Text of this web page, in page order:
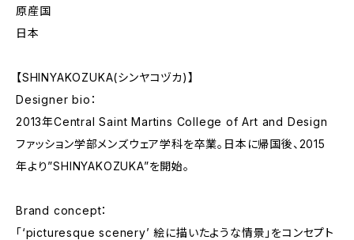
原産国
日本
【SHINYAKOZUKA(シンヤコヅカ)】
Designer bio：
2013年Central Saint Martins College of Art and Design
ファッション学部メンズウェア学科を卒業。日本に帰国後、2015
年より”SHINYAKOZUKA”を開始。
Brand concept：
「‘picturesque scenery’ 絵に描いたような情景」をコンセプト